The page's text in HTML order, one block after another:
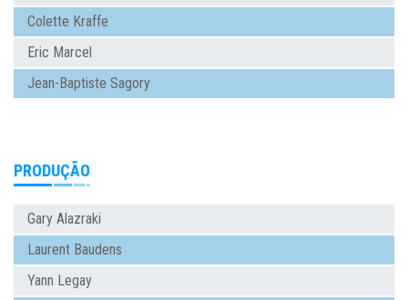
Colette Kraffe
Eric Marcel
Jean-Baptiste Sagory
PRODUÇÃO
Gary Alazraki
Laurent Baudens
Yann Legay